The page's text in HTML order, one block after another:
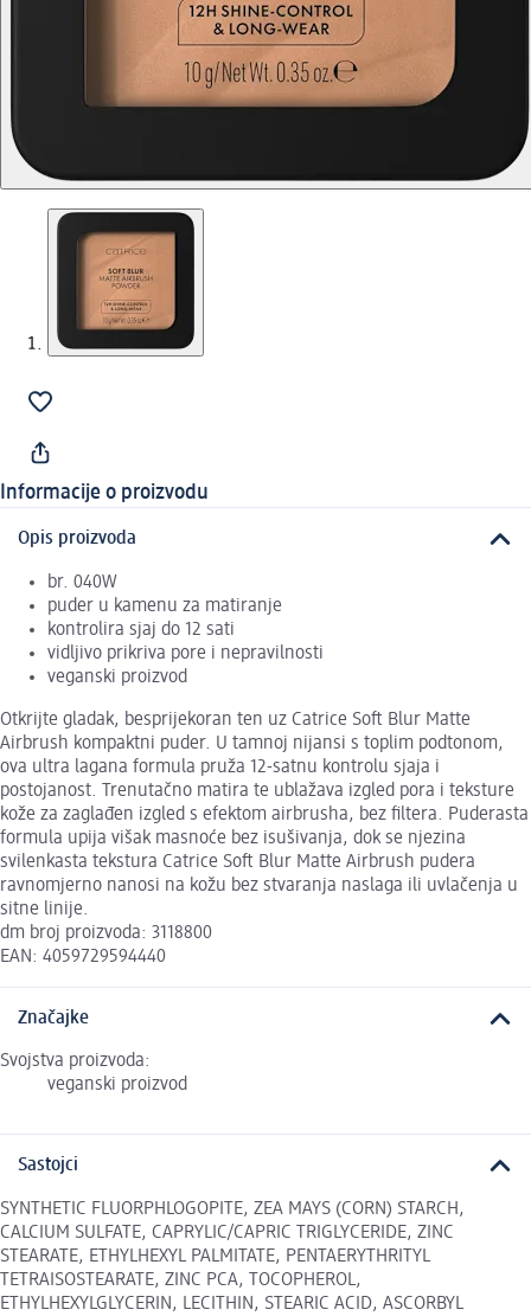
Informacije o proizvodu
Opis proizvoda
br. 040W
puder u kamenu za matiranje
kontrolira sjaj do 12 sati
vidljivo prikriva pore i nepravilnosti
veganski proizvod
Otkrijte gladak, besprijekoran ten uz Catrice Soft Blur Matte
Airbrush kompaktni puder. U tamnoj nijansi s toplim podtonom,
ova ultra lagana formula pruža 12-satnu kontrolu sjaja i
postojanost. Trenutačno matira te ublažava izgled pora i teksture
kože za zaglađen izgled s efektom airbrusha, bez filtera. Puderasta
formula upija višak masnoće bez isušivanja, dok se njezina
svilenkasta tekstura Catrice Soft Blur Matte Airbrush pudera
ravnomjerno nanosi na kožu bez stvaranja naslaga ili uvlačenja u
sitne linije.
dm broj proizvoda: 3118800
EAN: 4059729594440
Značajke
Svojstva proizvoda:
veganski proizvod
Sastojci
SYNTHETIC FLUORPHLOGOPITE, ZEA MAYS (CORN) STARCH,
CALCIUM SULFATE, CAPRYLIC/CAPRIC TRIGLYCERIDE, ZINC
STEARATE, ETHYLHEXYL PALMITATE, PENTAERYTHRITYL
TETRAISOSTEARATE, ZINC PCA, TOCOPHEROL,
ETHYLHEXYLGLYCERIN, LECITHIN, STEARIC ACID, ASCORBYL